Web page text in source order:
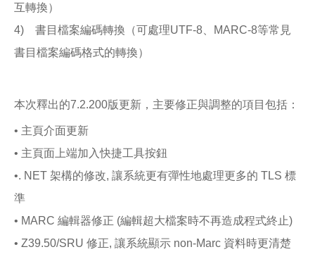
互轉換）
4) 書目檔案編碼轉換（可處理UTF-8、MARC-8等常見
書目檔案編碼格式的轉換）
本次釋出的7.2.200版更新，主要修正與調整的項目包括：
• 主頁介面更新
• 主頁面上端加入快捷工具按鈕
•. NET 架構的修改, 讓系統更有彈性地處理更多的 TLS 標
準
• MARC 編輯器修正 (編輯超大檔案時不再造成程式終止)
• Z39.50/SRU 修正, 讓系統顯示 non-Marc 資料時更清楚